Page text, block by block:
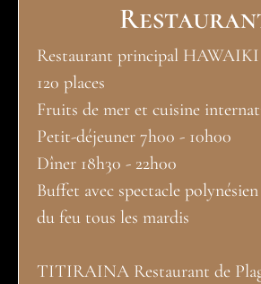
Restaurant principal
120 places
Fruits de mer et cuisine
Petit-déjeuner 7h00 - 10h00
Dîner 18h30 - 22h00
Buffet avec spectacle
du feu tous les mardis
TITIRAINA Restaurant de